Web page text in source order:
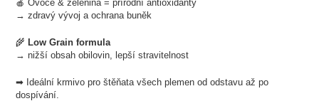
🍎 Ovoce & zelenina = přírodní antioxidanty
→ zdravý vývoj a ochrana buněk
🌾 Low Grain formula
→ nižší obsah obilovin, lepší stravitelnost
➡ Ideální krmivo pro štěňata všech plemen od odstavu až po
dospívání.